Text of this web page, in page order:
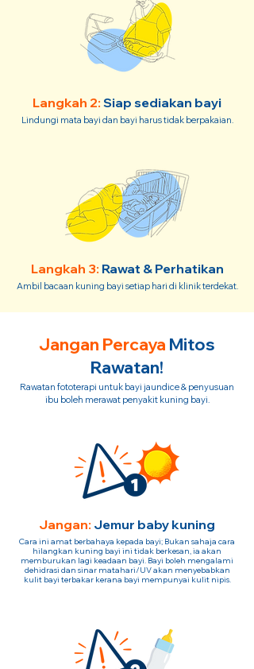
Langkah 2: Siap sediakan bayi
Lindungi mata bayi dan bayi harus tidak berpakaian.
Langkah 3: Rawat & Perhatikan
Ambil bacaan kuning bayi setiap hari di klinik terdekat.
Jangan Percaya Mitos
Rawatan!
Rawatan fototerapi untuk bayi jaundice & penyusuan
ibu boleh merawat penyakit kuning bayi.
Jangan: Jemur baby kuning
Cara ini amat berbahaya kepada bayi; Bukan sahaja cara
hilangkan kuning bayi ini tidak berkesan, ia akan
memburukan lagi keadaan bayi. Bayi boleh mengalami
dehidrasi dan sinar matahari/UV akan menyebabkan
kulit bayi terbakar kerana bayi mempunyai kulit nipis.